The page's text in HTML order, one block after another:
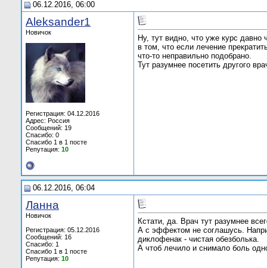
06.12.2016, 06:00
Aleksander1
Новичок
Регистрация: 04.12.2016
Адрес: Россия
Сообщений: 19
Спасибо: 0
Спасибо 1 в 1 посте
Репутация: 10
Ну, тут видно, что уже курс
в том, что если лечение
что-то неправильно подобрано.
Тут разумнее посетить другого
06.12.2016, 06:04
Ланна
Новичок
Регистрация: 05.12.2016
Сообщений: 16
Спасибо: 1
Спасибо 1 в 1 посте
Репутация: 10
Кстати, да. Врач тут разумнее
А с эффектом не соглашусь.
диклофенак - чистая обезболька.
А чтоб лечило и снимало боль